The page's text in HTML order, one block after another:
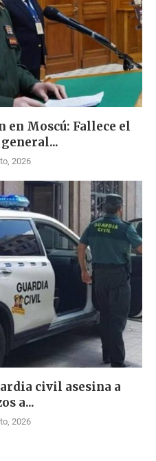
Moscú: Fallece el
2026
civil asesina a
a...
2026